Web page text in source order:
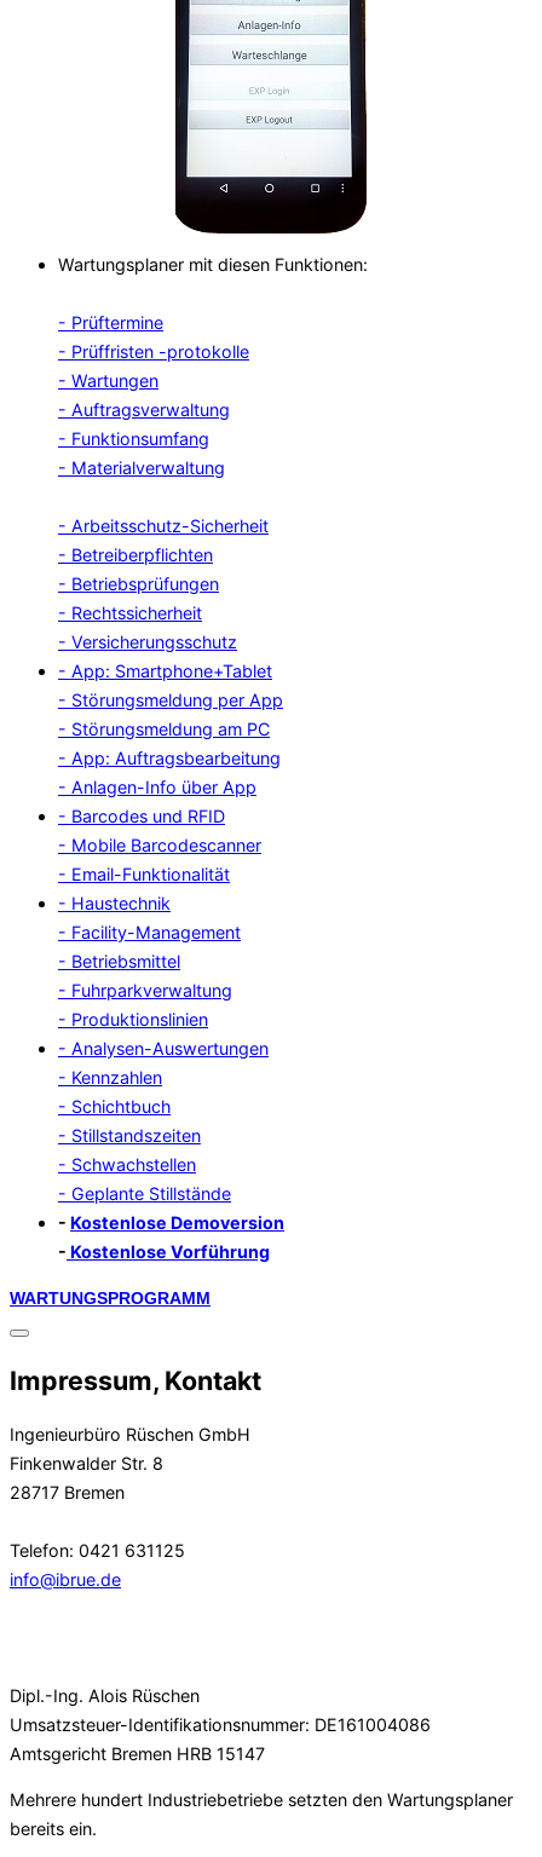
Wartungsplaner mit diesen Funktionen:
- Prüftermine
- Prüffristen -protokolle
- Wartungen
- Auftragsverwaltung
- Funktionsumfang
- Materialverwaltung
- Arbeitsschutz-Sicherheit
- Betreiberpflichten
- Betriebsprüfungen
- Rechtssicherheit
- Versicherungsschutz
- App: Smartphone+Tablet
- Störungsmeldung per App
- Störungsmeldung am PC
- App: Auftragsbearbeitung
- Anlagen-Info über App
- Barcodes und RFID
- Mobile Barcodescanner
- Email-Funktionalität
- Haustechnik
- Facility-Management
- Betriebsmittel
- Fuhrparkverwaltung
- Produktionslinien
- Analysen-Auswertungen
- Kennzahlen
- Schichtbuch
- Stillstandszeiten
- Schwachstellen
- Geplante Stillstände
- Kostenlose Demoversion
- Kostenlose Vorführung
Zum
Inhalt
WARTUNGSPROGRAMM
Seitenleiste
Navigation
umschalten
Impressum, Kontakt
Ingenieurbüro Rüschen GmbH
Finkenwalder Str. 8
28717 Bremen
Telefon: 0421 631125
info@ibrue.de
Dipl.-Ing. Alois Rüschen
Umsatzsteuer-Identifikationsnummer: DE161004086
Amtsgericht Bremen HRB 15147
Mehrere hundert Industriebetriebe setzten den Wartungsplaner
bereits ein.